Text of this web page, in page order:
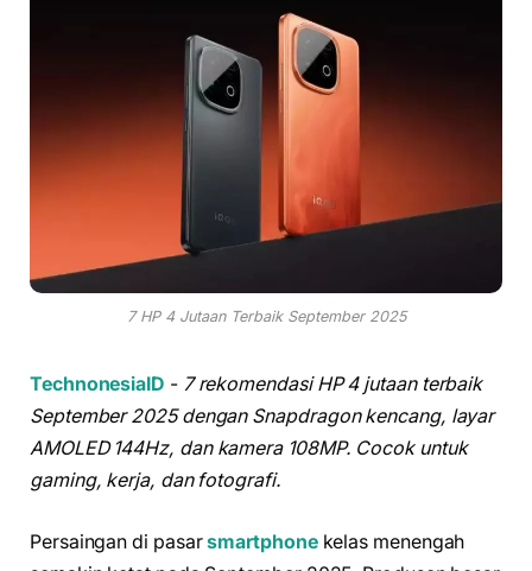
7 HP 4 Jutaan Terbaik September 2025
TechnonesiaID - 7 rekomendasi HP 4 jutaan terbaik
September 2025 dengan Snapdragon kencang, layar
AMOLED 144Hz, dan kamera 108MP. Cocok untuk
gaming, kerja, dan fotografi.
Persaingan di pasarsmartphonekelas menengah